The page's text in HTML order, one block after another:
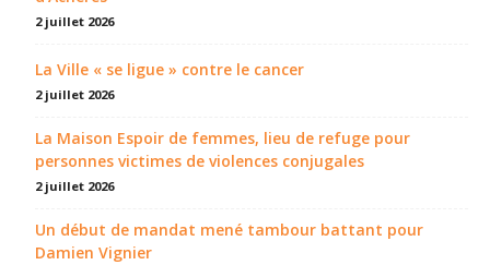
2 juillet 2026
La Ville « se ligue » contre le cancer
2 juillet 2026
La Maison Espoir de femmes, lieu de refuge pour
personnes victimes de violences conjugales
2 juillet 2026
Un début de mandat mené tambour battant pour
Damien Vignier